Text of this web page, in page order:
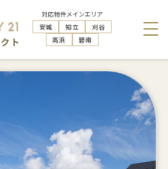
対応物件メインエリア
安城
知立
刈谷
高浜
碧南